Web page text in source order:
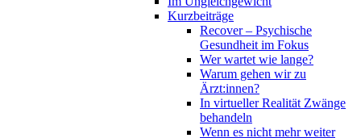
Kurzbeiträge
Recover – Psychische
Gesundheit im Fokus
Wer wartet wie lange?
Warum gehen wir zu
Ärzt:innen?
In virtueller Realität Zwänge
behandeln
Wenn es nicht mehr weiter